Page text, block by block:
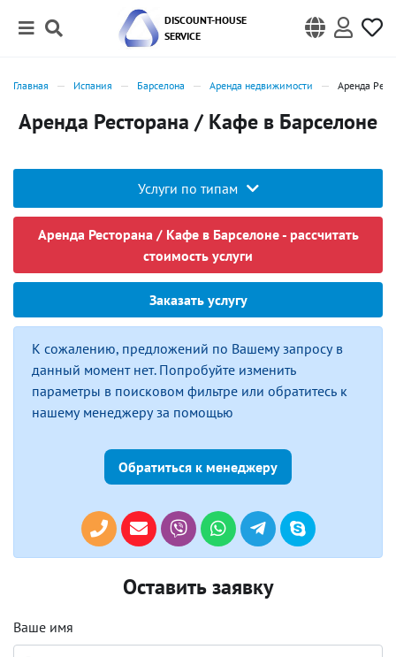
DISCOUNT-HOUSE
SERVICE
Главная Испания Барселона Аренда недвижимости Аренда
Аренда Ресторана / Кафе в Барселоне
Услуги по типам
Аренда Ресторана / Кафе в Барселоне - рассчитать
стоимость услуги
Заказать услугу
К сожалению, предложений по Вашему запросу в
данный момент нет. Попробуйте изменить
параметры в поисковом фильтре или обратитесь к
нашему менеджеру за помощью
Обратиться к менеджеру
Оставить заявку
Ваше имя